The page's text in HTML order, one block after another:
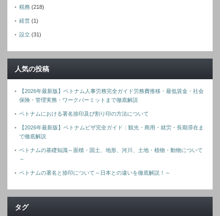
税務 (218)
経営 (1)
設立 (31)
人気の投稿
【2026年最新版】ベトナム人事労務完全ガイド労務費推移・最低賃金・社会
保険・管理実務・ワークパーミットまで徹底解説
ベトナムにおける署名捺印及び割り印の方法について
【2026年最新版】ベトナムビザ完全ガイド：観光・商用・就労・長期滞在ま
で徹底解説
ベトナムの基礎知識～面積・国土、地形、河川、土地・植物・動物について
～
ベトナムの署名と捺印について～日本との違いを徹底解説！～
タグ